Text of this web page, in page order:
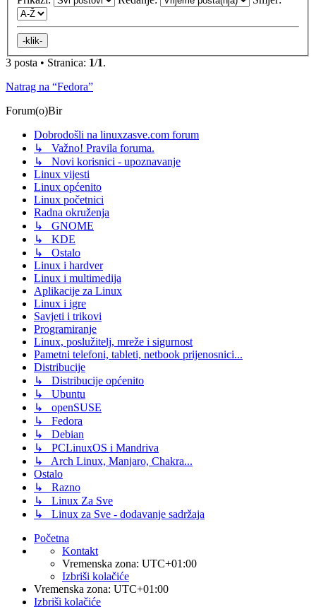
3 posta • Stranica: 1/1.
Natrag na “Fedora”
Forum(o)Bir
Dobrodošli na linuxzasve.com forum
↳ Važno! Pravila foruma.
↳ Novi korisnici - upoznavanje
Linux vijesti
Linux općenito
Linux početnici
Radna okruženja
↳ GNOME
↳ KDE
↳ Ostalo
Linux i hardver
Linux i multimedija
Aplikacije za Linux
Linux i igre
Savjeti i trikovi
Programiranje
Linux, poslužitelj, mreže i sigurnost
Pametni telefoni, tableti, netbook prijenosnici...
Distribucije
↳ Distribucije općenito
↳ Ubuntu
↳ openSUSE
↳ Fedora
↳ Debian
↳ PCLinuxOS i Mandriva
↳ Arch Linux, Manjaro, Chakra...
Ostalo
↳ Razno
↳ Linux Za Sve
↳ Linux za Sve - dodavanje sadržaja
Početna
Kontakt
Vremenska zona: UTC+01:00
Izbriši kolačiće
Vremenska zona: UTC+01:00
Izbriši kolačiće